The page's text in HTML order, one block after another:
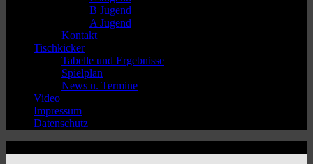
B Jugend
A Jugend
Kontakt
Tischkicker
Tabelle und Ergebnisse
Spielplan
News u. Termine
Video
Impressum
Datenschutz